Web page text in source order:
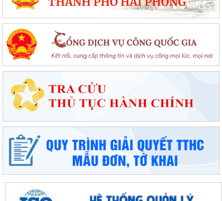
Chung kết toàn quốc Hội thi lực lượng tham gia bảo vệ an ninh, trật tự
ở cơ sở giỏi lần thứ I tại...
Đặc khu Cát Hải đẩy mạnh cải cách hành chính, nâng cao chất lượng
phục vụ người dân và doanh nghiệp
Thông báo tuyển sinh trình độ trung cấp, cao đẳng năm 2026 của
Trường Cao đẳng Kỹ thuật Hải Phòng
Tổ đại biểu số 09 HĐND thành phố Hải Phòng tiếp xúc cử tri sau Kỳ họp
thường lệ giữa năm 2026
Đặc khu Cát Hải triển khai Chương trình quốc gia về an toàn trong sử